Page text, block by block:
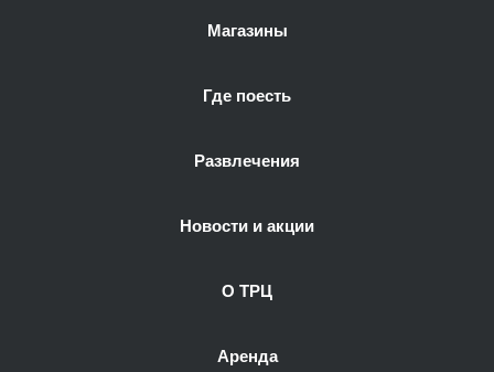
Магазины
Где поесть
Развлечения
Новости и акции
О ТРЦ
Аренда